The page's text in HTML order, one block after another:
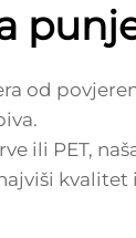
od
ili PET,
kvalitet